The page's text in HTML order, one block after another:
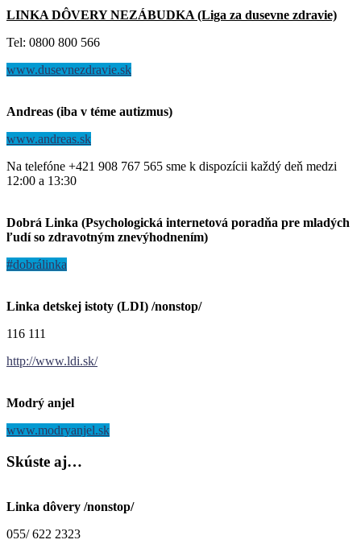
LINKA DÔVERY NEZÁBUDKA (Liga za dusevne zdravie)
Tel: 0800 800 566
www.dusevnezdravie.sk
Andreas (iba v téme autizmus)
www.andreas.sk
Na telefóne +421 908 767 565 sme k dispozícii každý deň medzi
12:00 a 13:30
Dobrá Linka (Psychologická internetová poradňa pre mladých
ľudí so zdravotným znevýhodnením)
#dobrálinka
Linka detskej istoty (LDI) /nonstop/
116 111
http://www.ldi.sk/
Modrý anjel
www.modryanjel.sk
Skúste aj…
Linka dôvery /nonstop/
055/ 622 2323